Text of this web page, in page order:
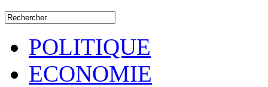
POLITIQUE
ECONOMIE